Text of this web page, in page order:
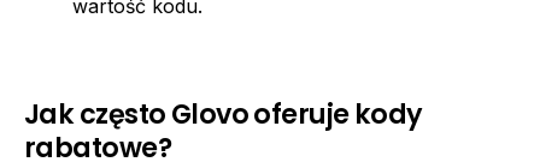
wartość kodu.
Jak często Glovo oferuje kody
rabatowe?